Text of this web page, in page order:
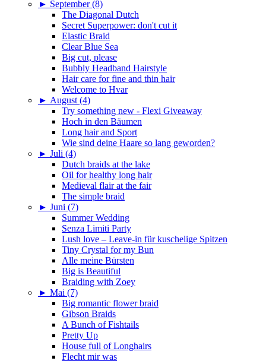
► September (8)
The Diagonal Dutch
Secret Superpower: don't cut it
Elastic Braid
Clear Blue Sea
Big cut, please
Bubbly Headband Hairstyle
Hair care for fine and thin hair
Welcome to Hvar
► August (4)
Try something new - Flexi Giveaway
Hoch in den Bäumen
Long hair and Sport
Wie sind deine Haare so lang geworden?
► Juli (4)
Dutch braids at the lake
Oil for healthy long hair
Medieval flair at the fair
The simple braid
► Juni (7)
Summer Wedding
Senza Limiti Party
Lush love – Leave-in für kuschelige Spitzen
Tiny Crystal for my Bun
Alle meine Bürsten
Big is Beautiful
Braiding with Zoey
► Mai (7)
Big romantic flower braid
Gibson Braids
A Bunch of Fishtails
Pretty Up
House full of Longhairs
Flecht mir was